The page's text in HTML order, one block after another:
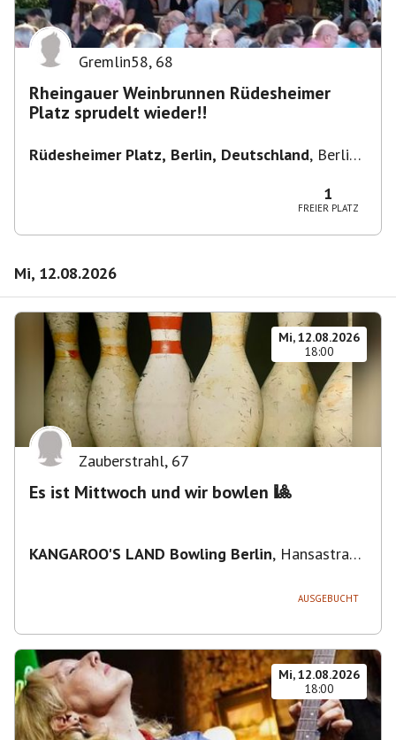
Gremlin58, 68
Rheingauer Weinbrunnen Rüdesheimer
Platz sprudelt wieder!!
Rüdesheimer Platz, Berlin, Deutschland, Berlin-
1
FREIER PLATZ
Mi, 12.08.2026
Mi, 12.08.2026
18:00
Zauberstrahl, 67
Es ist Mittwoch und wir bowlen 🎱
KANGAROO'S LAND Bowling Berlin, Hansastraße
AUSGEBUCHT
Mi, 12.08.2026
18:00